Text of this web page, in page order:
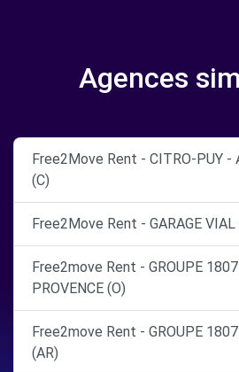
Agences
Free2Move Rent - CITRO-PUY -
(C)
Free2Move Rent - GARAGE VIAL
Free2move Rent - GROUPE
PROVENCE (O)
Free2move Rent - GROUPE
(AR)